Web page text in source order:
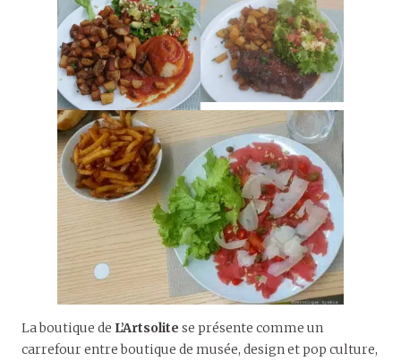
La boutique de L’Artsolite se présente comme un
carrefour entre boutique de musée, design et pop culture,